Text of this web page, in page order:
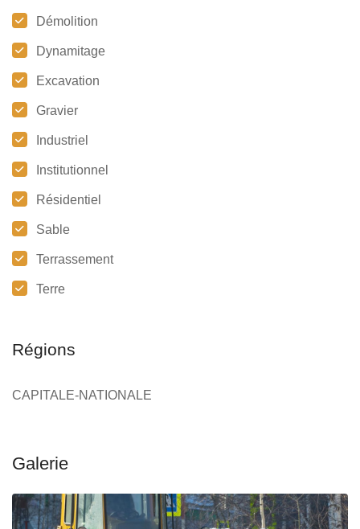
Démolition
Dynamitage
Excavation
Gravier
Industriel
Institutionnel
Résidentiel
Sable
Terrassement
Terre
Régions
CAPITALE-NATIONALE